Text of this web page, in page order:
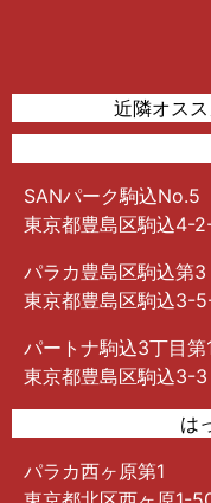
近隣オス
SANパーク駒込No.5
東京都豊島区駒込4-
パラカ豊島区駒込第3
東京都豊島区駒込3-
パートナ駒込3丁目第
東京都豊島区駒込3-3
は
パラカ西ヶ原第1